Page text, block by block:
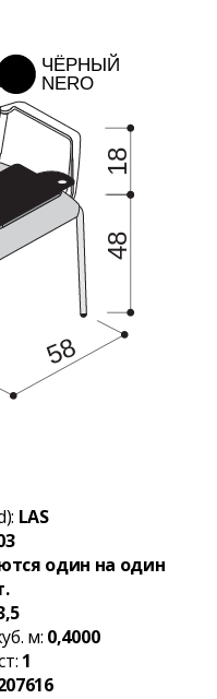
LAS
один на один
м: 0,4000
1